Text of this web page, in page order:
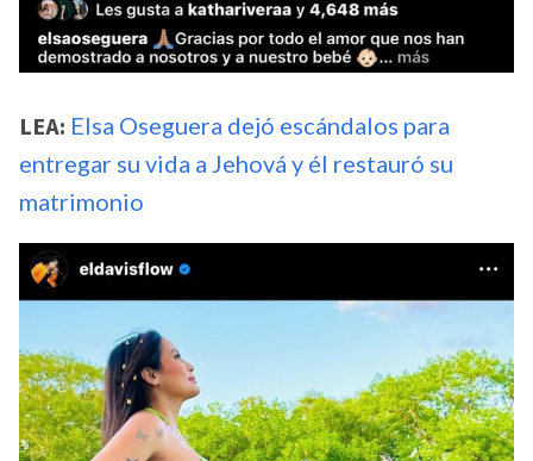
LEA: Elsa Oseguera dejó escándalos para
entregar su vida a Jehová y él restauró su
matrimonio